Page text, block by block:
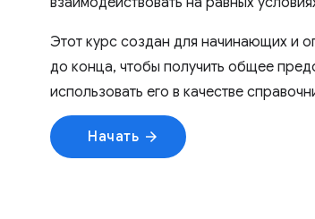
Этот курс создан для начинающих и
до конца, чтобы получить общее
использовать его в качестве
Начать arrow_forward